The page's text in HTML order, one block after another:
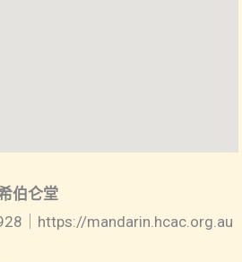
伯仑堂
｜https://mandarin.hcac.org.au